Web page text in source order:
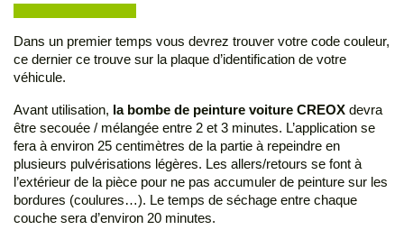
Dans un premier temps vous devrez trouver votre code couleur,
ce dernier ce trouve sur la plaque d’identification de votre
véhicule.
Avant utilisation, la bombe de peinture voiture CREOX devra
être secouée / mélangée entre 2 et 3 minutes. L’application se
fera à environ 25 centimètres de la partie à repeindre en
plusieurs pulvérisations légères. Les allers/retours se font à
l’extérieur de la pièce pour ne pas accumuler de peinture sur les
bordures (coulures…). Le temps de séchage entre chaque
couche sera d’environ 20 minutes.